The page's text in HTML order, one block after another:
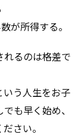
が所得する。
るのは格差で
う人生をお子
も早く始め、
さい。